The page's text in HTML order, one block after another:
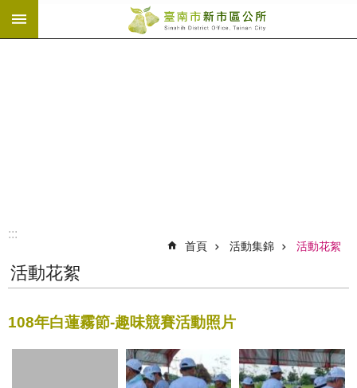
跳到主要內容區塊
:::
首頁 活動集錦 活動花絮
活動花絮
108年白蓮霧節-趣味競賽活動照片